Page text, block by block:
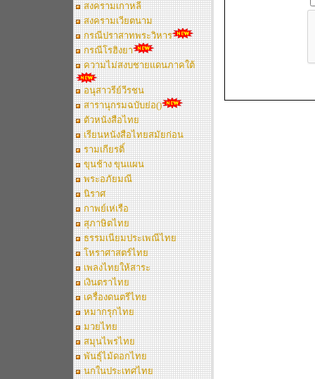
สงครามเกาหลี
สงครามเวียตนาม
กรณีปราสาทพระวิหาร
กรณีโรฮิงยา
ความไม่สงบชายแดนภาคใต้
อนุสาวรีย์วีรชน
สารานุกรมฉบับย่อ()
ตัวหนังสือไทย
เรียนหนังสือไทยสมัยก่อน
รามเกียรติ์
ขุนช้าง ขุนแผน
พระอภัยมณี
นิราศ
กาพย์เห่เรือ
สุภาษิตไทย
ธรรมเนียมประเพณีไทย
โหราศาสตร์ไทย
เพลงไทยให้สาระ
เงินตราไทย
เครื่องดนตรีไทย
หมากรุกไทย
มวยไทย
สมุนไพรไทย
พันธุ์ไม้ดอกไทย
นกในประเทศไทย